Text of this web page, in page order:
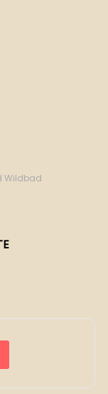
Wildbad